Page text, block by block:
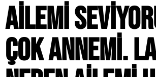
AILEMI
ÇOK ANNEMI.